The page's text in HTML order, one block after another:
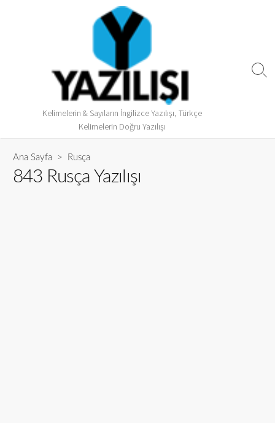
Kelimelerin & Sayıların İngilizce Yazılışı, Türkçe
Kelimelerin Doğru Yazılışı
Ana Sayfa > Rusça
843 Rusça Yazılışı